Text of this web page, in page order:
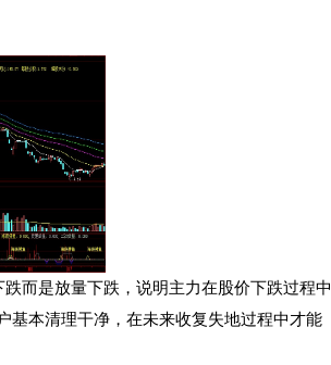
而是放量下跌，说明主力在股价下跌过程中
基本清理干净，在未来收复失地过程中才能